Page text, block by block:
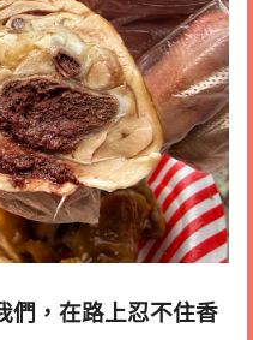
們，在路上忍不住香